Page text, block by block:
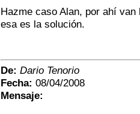
Hazme caso Alan, por ahí
esa es la solución.
De: Dario Tenorio
Fecha: 08/04/2008
Mensaje: